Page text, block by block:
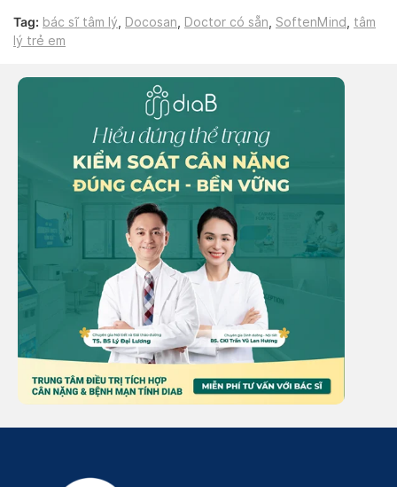
Tag: bác sĩ tâm lý Docosan Doctor có sẵn SoftenMind
tâm
lý trẻ em